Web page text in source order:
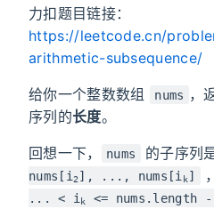
力扣题目链接：
https://leetcode.cn/
arithmetic-subsequence/
给你一个整数数组 nums ，
序列的长度。
回想一下， nums 的子序列
nums[i 2 ], ..., nums[i k]
... < i k <= nums.length -